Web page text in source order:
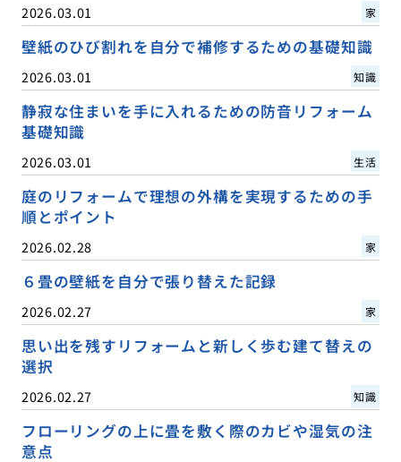
2026.03.01 家
壁紙のひび割れを自分で補修するための基礎知識
2026.03.01 知識
静寂な住まいを手に入れるための防音リフォーム
基礎知識
2026.03.01 生活
庭のリフォームで理想の外構を実現するための手
順とポイント
2026.02.28 家
６畳の壁紙を自分で張り替えた記録
2026.02.27 家
思い出を残すリフォームと新しく歩む建て替えの
選択
2026.02.27 知識
フローリングの上に畳を敷く際のカビや湿気の注
意点